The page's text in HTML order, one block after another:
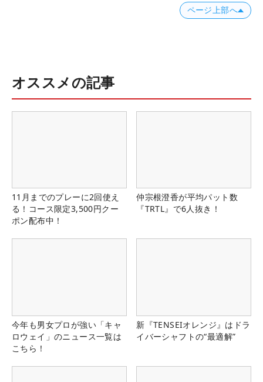
ページ上部へ
オススメの記事
11月までのプレーに2回使え
る！コース限定3,500円クー
ポン配布中！
仲宗根澄香が平均パット数
『TRTL』で6人抜き！
今年も男女プロが強い「キャ
ロウェイ」のニュース一覧は
こちら！
新『TENSEIオレンジ』はドラ
イバーシャフトの“最適解”